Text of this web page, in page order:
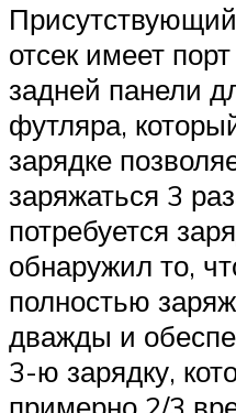
отсек имеет
задней панели
футляра,
зарядке
заряжаться 3
потребуется
обнаружил то,
полностью
дважды и
3-ю зарядку,